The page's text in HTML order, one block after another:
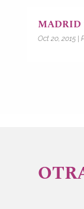
MADRID
Oct 20, 2015|